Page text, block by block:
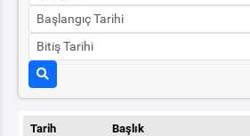
MALİ UZLAŞTIRMA
TEMİNAT
BÜLTENLER
Tarih Başlık